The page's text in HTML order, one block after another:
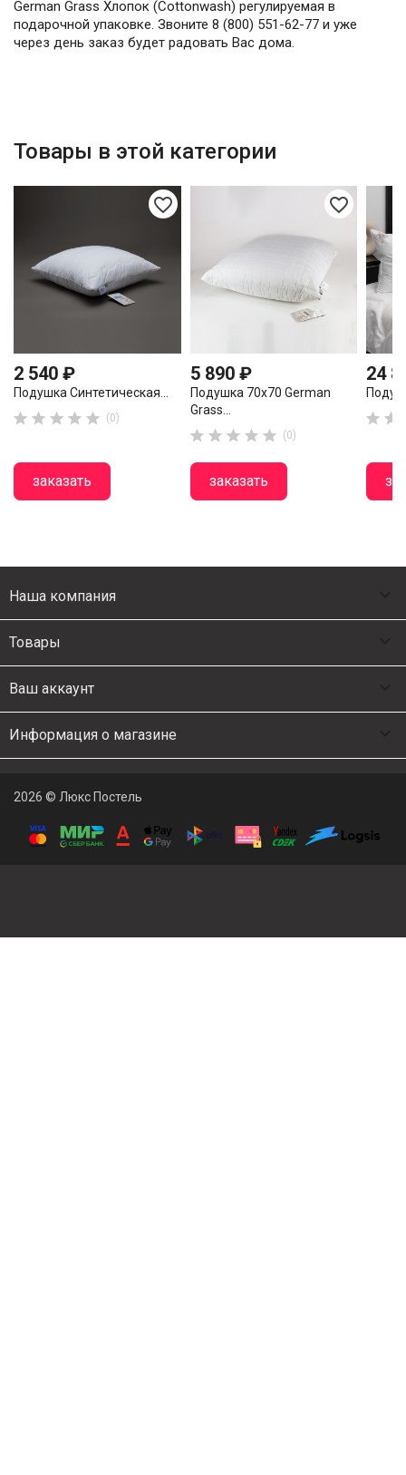
German Grass Хлопок (Cottonwash) регулируемая в
подарочной упаковке. Звоните 8 (800) 551-62-77 и уже
через день заказ будет радовать Вас дома.
Товары в этой категории
favorite_border
2 540 ₽
Подушка Синтетическая...
     (0)
заказать
favorite_border
5 890 ₽
Подушка 70х70 German
Grass...
     (0)
заказать
24
 
Наша компания
Товары
Ваш аккаунт
Информация о магазине
2026 © Люкс Постель